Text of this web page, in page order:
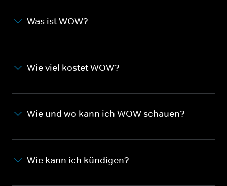
Was ist WOW?
Wie viel kostet WOW?
Wie und wo kann ich WOW schauen?
Wie kann ich kündigen?